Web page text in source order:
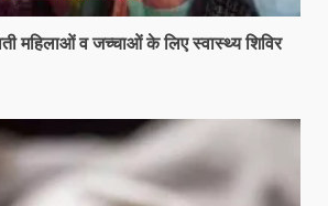
महिलाओं व जच्चाओं के लिए स्वास्थ्य शिविर